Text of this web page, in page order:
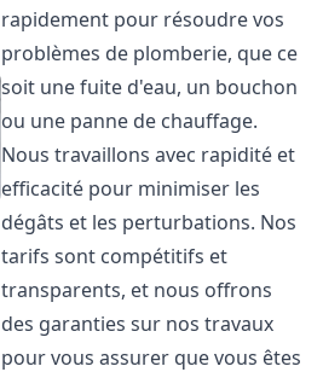
rapidement pour résoudre vos
problèmes de plomberie, que ce
soit une fuite d'eau, un bouchon
ou une panne de chauffage.
Nous travaillons avec rapidité et
efficacité pour minimiser les
dégâts et les perturbations. Nos
tarifs sont compétitifs et
transparents, et nous offrons
des garanties sur nos travaux
pour vous assurer que vous êtes